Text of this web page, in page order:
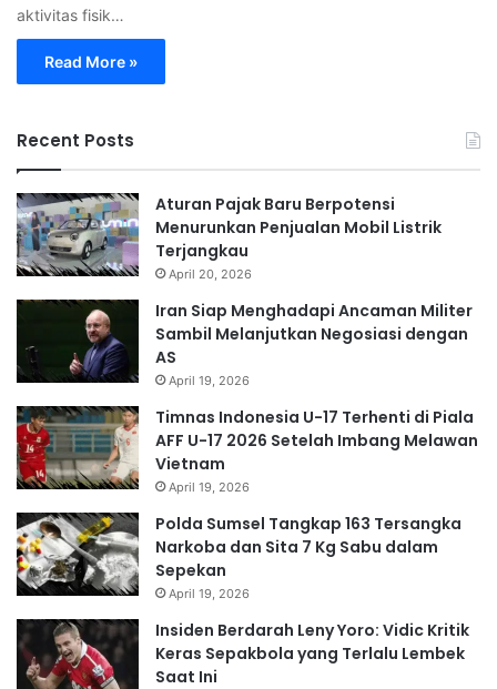
aktivitas fisik…
Read More »
Recent Posts
Aturan Pajak Baru Berpotensi
Menurunkan Penjualan Mobil Listrik
Terjangkau
April 20, 2026
Iran Siap Menghadapi Ancaman Militer
Sambil Melanjutkan Negosiasi dengan
AS
April 19, 2026
Timnas Indonesia U-17 Terhenti di Piala
AFF U-17 2026 Setelah Imbang Melawan
Vietnam
April 19, 2026
Polda Sumsel Tangkap 163 Tersangka
Narkoba dan Sita 7 Kg Sabu dalam
Sepekan
April 19, 2026
Insiden Berdarah Leny Yoro: Vidic Kritik
Keras Sepakbola yang Terlalu Lembek
Saat Ini